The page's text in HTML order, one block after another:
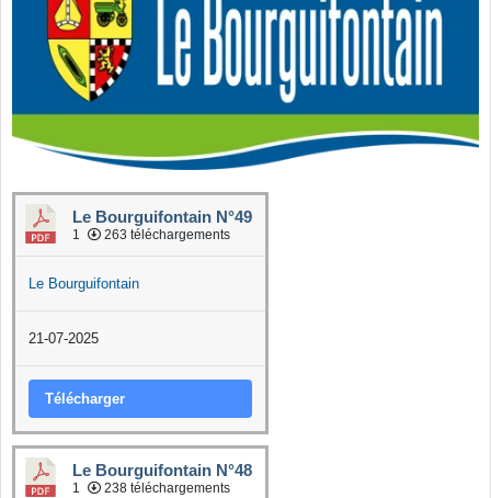
Le Bourguifontain N°49
1 263 téléchargements
Le Bourguifontain
21-07-2025
Télécharger
Le Bourguifontain N°48
1 238 téléchargements